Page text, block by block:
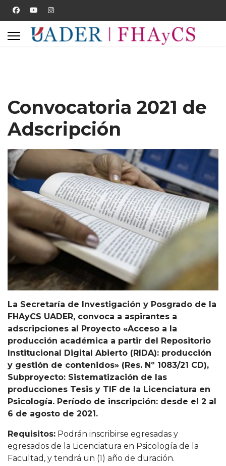
Convocatoria 2021 de
Adscripción
La Secretaría de Investigación y Posgrado de la
FHAyCS UADER, convoca a aspirantes a
adscripciones al Proyecto «Acceso a la
producción académica a partir del Repositorio
Institucional Digital Abierto (RIDA): producción
y gestión de contenidos» (Res. Nº 1083/21 CD),
Subproyecto: Sistematización de las
producciones Tesis y TIF de la Licenciatura en
Psicología. Período de inscripción: desde el 2 al
6 de agosto de 2021.
Requisitos: Podrán inscribirse egresadas y
egresados de la Licenciatura en Psicología de la
Facultad, y tendrá un (1) año de duración.